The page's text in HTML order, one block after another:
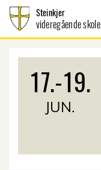
Steinkjer
videregående skole
17.-19.
JUN.